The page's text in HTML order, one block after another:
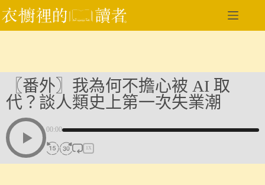
跳
至
〖番外〗我為何不擔心被 AI 取
代？談人類史上第一次失業潮
00:00
1X